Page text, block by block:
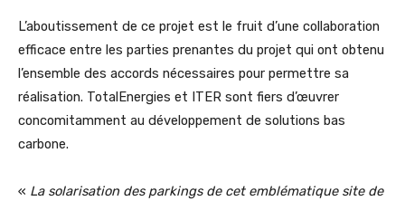
L’aboutissement de ce projet est le fruit d’une collaboration
efficace entre les parties prenantes du projet qui ont obtenu
l’ensemble des accords nécessaires pour permettre sa
réalisation. TotalEnergies et ITER sont fiers d’œuvrer
concomitamment au développement de solutions bas
carbone.
« La solarisation des parkings de cet emblématique site de